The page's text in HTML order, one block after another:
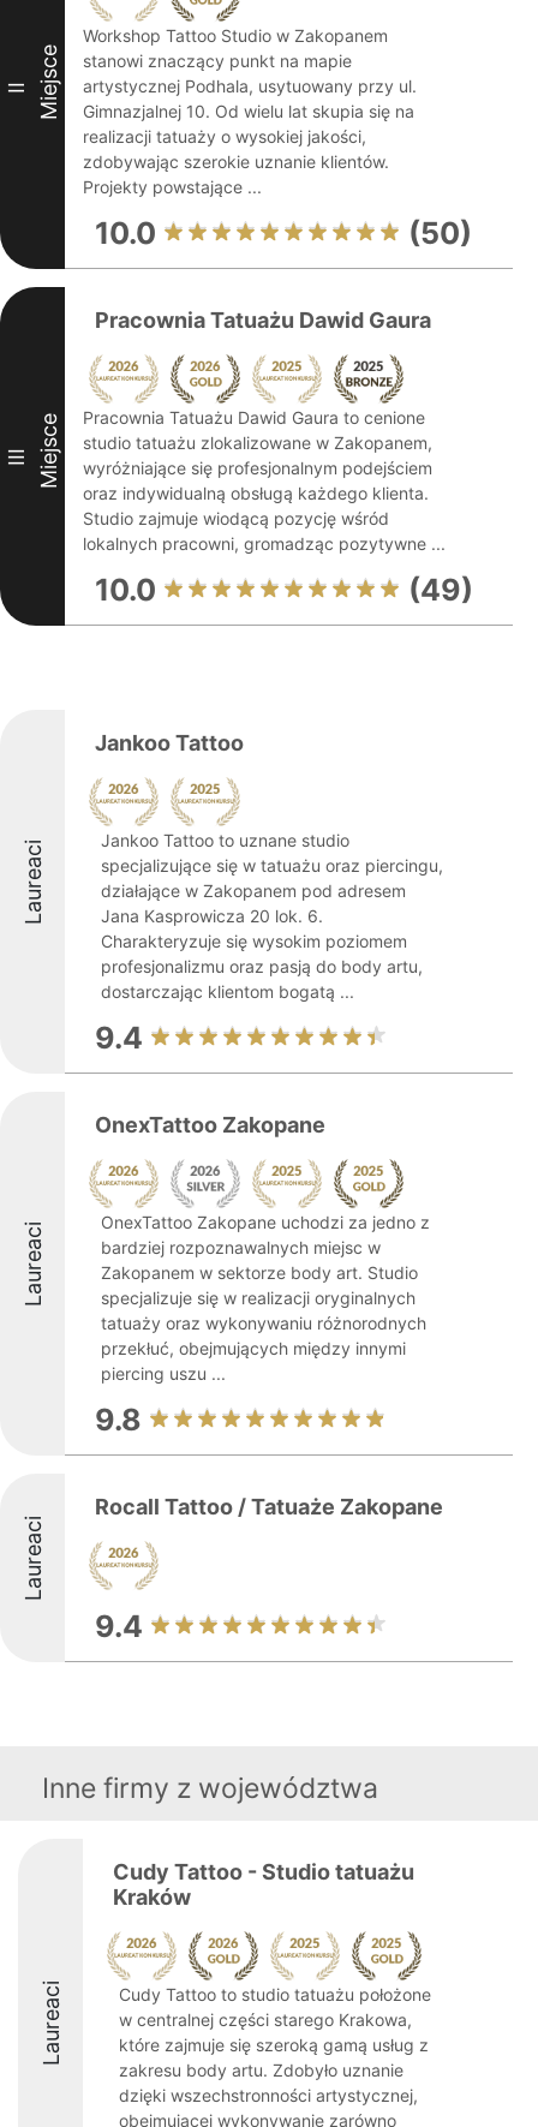
II Miejsce
Workshop Tattoo Studio w Zakopanem
stanowi znaczący punkt na mapie
artystycznej Podhala, usytuowany przy ul.
Gimnazjalnej 10. Od wielu lat skupia się na
realizacji tatuaży o wysokiej jakości,
zdobywając szerokie uznanie klientów.
Projekty powstające ...
10.0 (50)
III Miejsce
Pracownia Tatuażu Dawid Gaura
Pracownia Tatuażu Dawid Gaura to cenione
studio tatuażu zlokalizowane w Zakopanem,
wyróżniające się profesjonalnym podejściem
oraz indywidualną obsługą każdego klienta.
Studio zajmuje wiodącą pozycję wśród
lokalnych pracowni, gromadząc pozytywne ...
10.0 (49)
Laureaci
Jankoo Tattoo
Jankoo Tattoo to uznane studio
specjalizujące się w tatuażu oraz piercingu,
działające w Zakopanem pod adresem
Jana Kasprowicza 20 lok. 6.
Charakteryzuje się wysokim poziomem
profesjonalizmu oraz pasją do body artu,
dostarczając klientom bogatą ...
9.4
Laureaci
OnexTattoo Zakopane
OnexTattoo Zakopane uchodzi za jedno z
bardziej rozpoznawalnych miejsc w
Zakopanem w sektorze body art. Studio
specjalizuje się w realizacji oryginalnych
tatuaży oraz wykonywaniu różnorodnych
przekłuć, obejmujących między innymi
piercing uszu ...
9.8
Laureaci
Rocall Tattoo / Tatuaże Zakopane
9.4
Inne firmy z województwa
Laureaci
Cudy Tattoo - Studio tatuażu
Kraków
Cudy Tattoo to studio tatuażu położone
w centralnej części starego Krakowa,
które zajmuje się szeroką gamą usług z
zakresu body artu. Zdobyło uznanie
dzięki wszechstronności artystycznej,
obejmującej wykonywanie zarówno